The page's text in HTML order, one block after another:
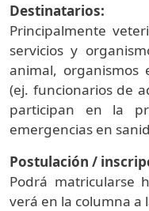
Destinatarios:
Principalmente
servicios y
animal, organismos
(ej. funcionarios de
participan en la
emergencias en
Postulación /
Podrá matricularse
verá en la columna a